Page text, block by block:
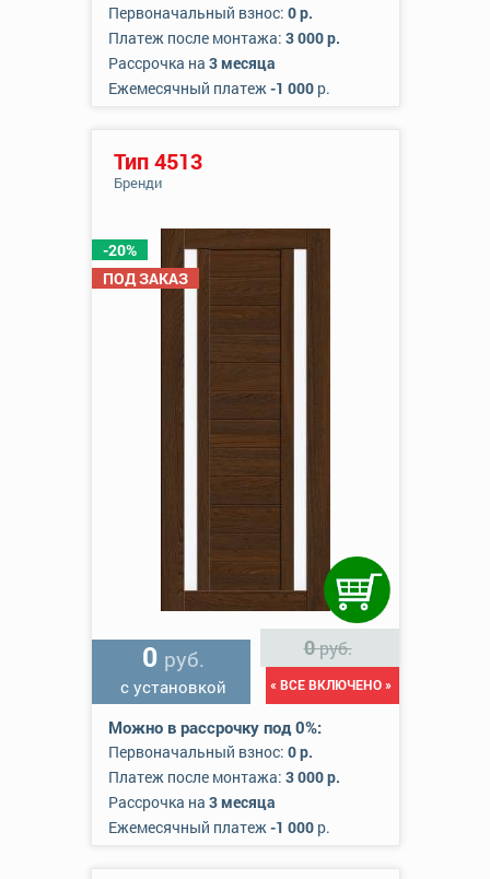
Первоначальный взнос: 0 р.
Платеж после монтажа: 3 000 р.
Рассрочка на 3 месяца
Ежемесячный платеж-1 000р.
-20%
ПОД ЗАКАЗ
Тип 4513
Бренди
0 руб.
с установкой
0руб.
« ВСЕ ВКЛЮЧЕНО »
Можно в рассрочку под 0%:
Первоначальный взнос: 0 р.
Платеж после монтажа: 3 000 р.
Рассрочка на 3 месяца
Ежемесячный платеж-1 000р.